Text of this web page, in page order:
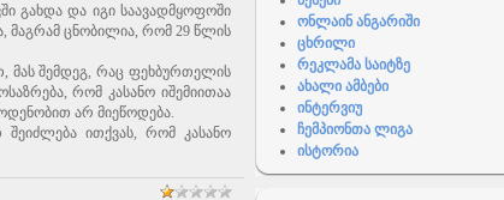
გახდა და იგი საავადმყოფოში
მაგრამ ცნობილია, რომ 29 წლის
მას შემდეგ, რაც ფეხბურთელის
რომ კასანო იშემიითაა
არ მიეწოდება.
ითქვას, რომ კასანო
ონლაინ ანგარიში
ცხრილი
რეკლამა საიტზე
ახალი ამბები
ინტერვიუ
ჩემპიონთა ლიგა
ისტორია